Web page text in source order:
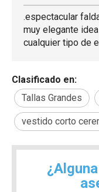
.espectacular
muy elegante
cualquier tipo de
Clasificado en:
Tallas Grandes
vestido corto